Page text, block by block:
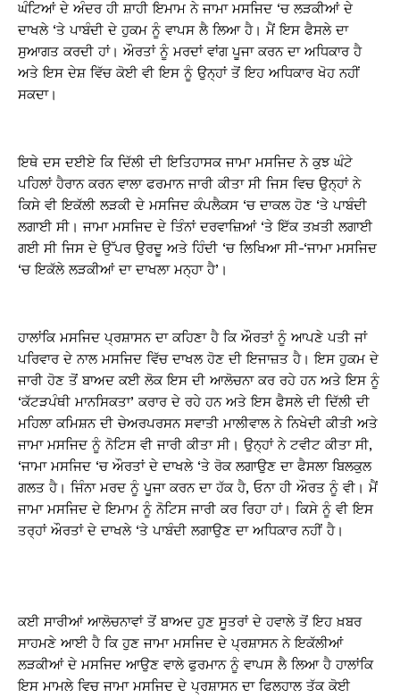
ਘੰਟਿਆਂ ਦੇ ਅੰਦਰ ਹੀ ਸ਼ਾਹੀ ਇਮਾਮ ਨੇ ਜਾਮਾ ਮਸਜਿਦ ‘ਚ ਲੜਕੀਆਂ ਦੇ
ਦਾਖਲੇ ‘ਤੇ ਪਾਬੰਦੀ ਦੇ ਹੁਕਮ ਨੂੰ ਵਾਪਸ ਲੈ ਲਿਆ ਹੈ। ਮੈਂ ਇਸ ਫੈਸਲੇ ਦਾ
ਸੁਆਗਤ ਕਰਦੀ ਹਾਂ। ਔਰਤਾਂ ਨੂੰ ਮਰਦਾਂ ਵਾਂਗ ਪੂਜਾ ਕਰਨ ਦਾ ਅਧਿਕਾਰ ਹੈ
ਅਤੇ ਇਸ ਦੇਸ਼ ਵਿੱਚ ਕੋਈ ਵੀ ਇਸ ਨੂੰ ਉਨ੍ਹਾਂ ਤੋਂ ਇਹ ਅਧਿਕਾਰ ਖੋਹ ਨਹੀਂ
ਸਕਦਾ।
ਇਥੇ ਦਸ ਦਈਏ ਕਿ ਦਿੱਲੀ ਦੀ ਇਤਿਹਾਸਕ ਜਾਮਾ ਮਸਜਿਦ ਨੇ ਕੁਝ ਘੰਟੇ
ਪਹਿਲਾਂ ਹੈਰਾਨ ਕਰਨ ਵਾਲਾ ਫਰਮਾਨ ਜਾਰੀ ਕੀਤਾ ਸੀ ਜਿਸ ਵਿਚ ਉਨ੍ਹਾਂ ਨੇ
ਕਿਸੇ ਵੀ ਇਕੱਲੀ ਲੜਕੀ ਦੇ ਮਸਜਿਦ ਕੰਪਲੈਕਸ ‘ਚ ਦਾਕਲ ਹੋਣ ‘ਤੇ ਪਾਬੰਦੀ
ਲਗਾਈ ਸੀ। ਜਾਮਾ ਮਸਜਿਦ ਦੇ ਤਿੰਨਾਂ ਦਰਵਾਜ਼ਿਆਂ ‘ਤੇ ਇੱਕ ਤਖ਼ਤੀ ਲਗਾਈ
ਗਈ ਸੀ ਜਿਸ ਦੇ ਉੱਪਰ ਉਰਦੂ ਅਤੇ ਹਿੰਦੀ ‘ਚ ਲਿਖਿਆ ਸੀ-‘ਜਾਮਾ ਮਸਜਿਦ
‘ਚ ਇਕੱਲੇ ਲੜਕੀਆਂ ਦਾ ਦਾਖਲਾ ਮਨ੍ਹਾ ਹੈ’।
ਹਾਲਾਂਕਿ ਮਸਜਿਦ ਪ੍ਰਸ਼ਾਸਨ ਦਾ ਕਹਿਣਾ ਹੈ ਕਿ ਔਰਤਾਂ ਨੂੰ ਆਪਣੇ ਪਤੀ ਜਾਂ
ਪਰਿਵਾਰ ਦੇ ਨਾਲ ਮਸਜਿਦ ਵਿੱਚ ਦਾਖਲ ਹੋਣ ਦੀ ਇਜਾਜ਼ਤ ਹੈ। ਇਸ ਹੁਕਮ ਦੇ
ਜਾਰੀ ਹੋਣ ਤੋਂ ਬਾਅਦ ਕਈ ਲੋਕ ਇਸ ਦੀ ਆਲੋਚਨਾ ਕਰ ਰਹੇ ਹਨ ਅਤੇ ਇਸ ਨੂੰ
‘ਕੱਟੜਪੰਥੀ ਮਾਨਸਿਕਤਾ’ ਕਰਾਰ ਦੇ ਰਹੇ ਹਨ ਅਤੇ ਇਸ ਫੈਸਲੇ ਦੀ ਦਿੱਲੀ ਦੀ
ਮਹਿਲਾ ਕਮਿਸ਼ਨ ਦੀ ਚੇਅਰਪਰਸਨ ਸਵਾਤੀ ਮਾਲੀਵਾਲ ਨੇ ਨਿਖੇਦੀ ਕੀਤੀ ਅਤੇ
ਜਾਮਾ ਮਸਜਿਦ ਨੂੰ ਨੋਟਿਸ ਵੀ ਜਾਰੀ ਕੀਤਾ ਸੀ। ਉਨ੍ਹਾਂ ਨੇ ਟਵੀਟ ਕੀਤਾ ਸੀ,
‘ਜਾਮਾ ਮਸਜਿਦ ‘ਚ ਔਰਤਾਂ ਦੇ ਦਾਖਲੇ ‘ਤੇ ਰੋਕ ਲਗਾਉਣ ਦਾ ਫੈਸਲਾ ਬਿਲਕੁਲ
ਗਲਤ ਹੈ। ਜਿੰਨਾ ਮਰਦ ਨੂੰ ਪੂਜਾ ਕਰਨ ਦਾ ਹੱਕ ਹੈ, ਓਨਾ ਹੀ ਔਰਤ ਨੂੰ ਵੀ। ਮੈਂ
ਜਾਮਾ ਮਸਜਿਦ ਦੇ ਇਮਾਮ ਨੂੰ ਨੋਟਿਸ ਜਾਰੀ ਕਰ ਰਿਹਾ ਹਾਂ। ਕਿਸੇ ਨੂੰ ਵੀ ਇਸ
ਤਰ੍ਹਾਂ ਔਰਤਾਂ ਦੇ ਦਾਖਲੇ ‘ਤੇ ਪਾਬੰਦੀ ਲਗਾਉਣ ਦਾ ਅਧਿਕਾਰ ਨਹੀਂ ਹੈ।
ਕਈ ਸਾਰੀਆਂ ਆਲੋਚਨਾਵਾਂ ਤੋਂ ਬਾਅਦ ਹੁਣ ਸੂਤਰਾਂ ਦੇ ਹਵਾਲੇ ਤੋਂ ਇਹ ਖ਼ਬਰ
ਸਾਹਮਣੇ ਆਈ ਹੈ ਕਿ ਹੁਣ ਜਾਮਾ ਮਸਜਿਦ ਦੇ ਪ੍ਰਸ਼ਾਸਨ ਨੇ ਇਕੱਲੀਆਂ
ਲੜਕੀਆਂ ਦੇ ਮਸਜਿਦ ਆਉਣ ਵਾਲੇ ਫੁਰਮਾਨ ਨੂੰ ਵਾਪਸ ਲੈ ਲਿਆ ਹੈ ਹਾਲਾਂਕਿ
ਇਸ ਮਾਮਲੇ ਵਿਚ ਜਾਮਾ ਮਸਜਿਦ ਦੇ ਪ੍ਰਸ਼ਾਸਨ ਦਾ ਫਿਲਹਾਲ ਤੱਕ ਕੋਈ